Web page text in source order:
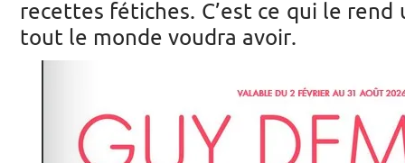
recettes fétiches. C’est ce qui le rend
tout le monde voudra avoir.